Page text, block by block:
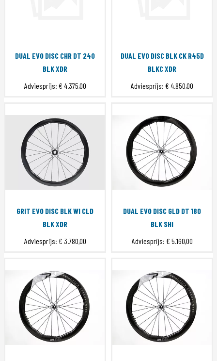
DUAL EVO DISC CHR DT 240
BLK XDR
Adviesprijs: € 4.375,00
DUAL EVO DISC BLK CK R45D
BLKC XDR
Adviesprijs: € 4.850,00
GRIT EVO DISC BLK WI CLD
BLK XDR
Adviesprijs: € 3.780,00
DUAL EVO DISC GLD DT 180
BLK SHI
Adviesprijs: € 5.160,00